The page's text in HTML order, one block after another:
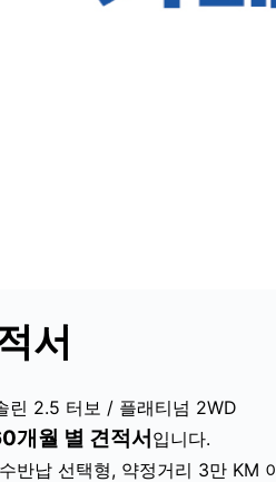
서
린 2.5 터보 / 플래티넘 2WD
개월 별 견적서 입니다.
반납 선택형, 약정거리 3만 KM